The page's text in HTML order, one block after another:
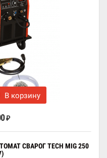
В корзину
₽
СВАРОГ TECH MIG 250